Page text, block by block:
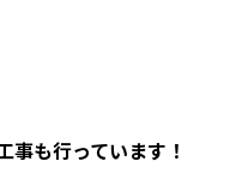
事も行っています！